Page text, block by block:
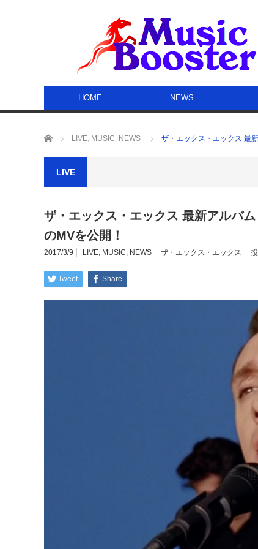
HOME NEWS
ホーム LIVE, MUSIC, NEWS ザ・エックス・エックス 最
LIVE
ザ・エックス・エックス 最新アルバ
のMVを公開！
2017/3/9 LIVE, MUSIC, NEWS ザ・エックス・エックス
Tweet Share